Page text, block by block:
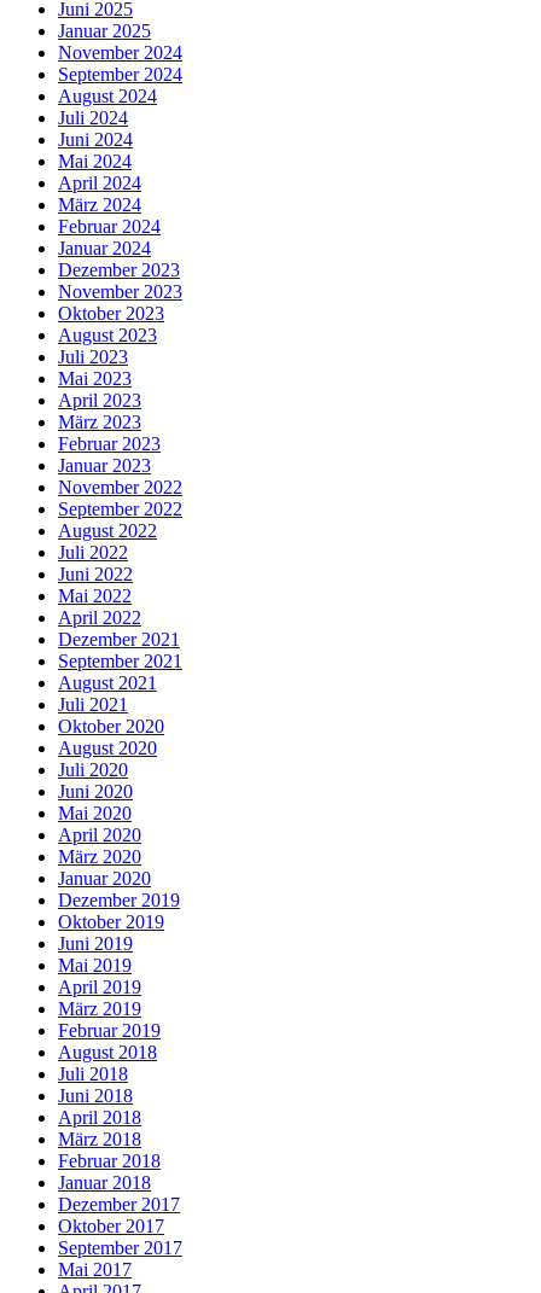
Juni 2025
Januar 2025
November 2024
September 2024
August 2024
Juli 2024
Juni 2024
Mai 2024
April 2024
März 2024
Februar 2024
Januar 2024
Dezember 2023
November 2023
Oktober 2023
August 2023
Juli 2023
Mai 2023
April 2023
März 2023
Februar 2023
Januar 2023
November 2022
September 2022
August 2022
Juli 2022
Juni 2022
Mai 2022
April 2022
Dezember 2021
September 2021
August 2021
Juli 2021
Oktober 2020
August 2020
Juli 2020
Juni 2020
Mai 2020
April 2020
März 2020
Januar 2020
Dezember 2019
Oktober 2019
Juni 2019
Mai 2019
April 2019
März 2019
Februar 2019
August 2018
Juli 2018
Juni 2018
April 2018
März 2018
Februar 2018
Januar 2018
Dezember 2017
Oktober 2017
September 2017
Mai 2017